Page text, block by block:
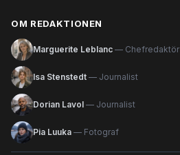
OM REDAKTIONEN
Marguerite Leblanc — Chefredaktör
Isa Stenstedt — Journalist
Dorian Lavol — Journalist
Pia Luuka — Fotograf